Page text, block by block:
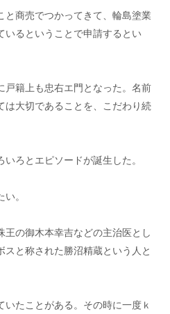
と商売でつかってきて、輪島塗業
るということで申請するとい
戸籍上も忠右エ門となった。名前
は大切であることを、こだわり続
ろとエピソードが誕生した。
。
の御木本幸吉などの主治医とし
と称された勝沼精蔵という人と
たことがある。その時に一度ｋ